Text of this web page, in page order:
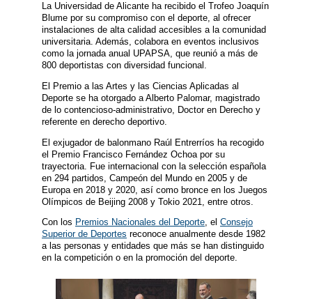
La Universidad de Alicante ha recibido el Trofeo Joaquín
Blume por su compromiso con el deporte, al ofrecer
instalaciones de alta calidad accesibles a la comunidad
universitaria. Además, colabora en eventos inclusivos
como la jornada anual UPAPSA, que reunió a más de
800 deportistas con diversidad funcional.
El Premio a las Artes y las Ciencias Aplicadas al
Deporte se ha otorgado a Alberto Palomar, magistrado
de lo contencioso-administrativo, Doctor en Derecho y
referente en derecho deportivo.
El exjugador de balonmano Raúl Entrerríos ha recogido
el Premio Francisco Fernández Ochoa por su
trayectoria. Fue internacional con la selección española
en 294 partidos, Campeón del Mundo en 2005 y de
Europa en 2018 y 2020, así como bronce en los Juegos
Olímpicos de Beijing 2008 y Tokio 2021, entre otros.
Con los Premios Nacionales del Deporte, el Consejo
Superior de Deportes reconoce anualmente desde 1982
a las personas y entidades que más se han distinguido
en la competición o en la promoción del deporte.